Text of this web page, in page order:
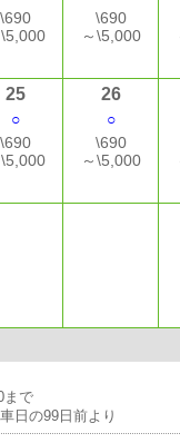
\690
\5,000
\690
～\5,000
25
○
\690
\5,000
26
○
\690
～\5,000
まで
日の99日前より